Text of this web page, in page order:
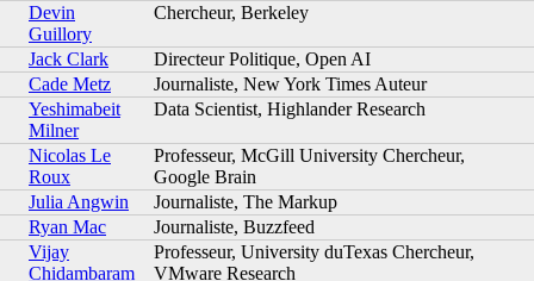
Devin
Guillory
Chercheur, Berkeley
Jack Clark
Directeur Politique, Open AI
Cade Metz
Journaliste, New York Times Auteur
Yeshimabeit
Milner
Data Scientist, Highlander Research
Nicolas Le
Roux
Professeur, McGill University Chercheur,
Google Brain
Julia Angwin
Journaliste, The Markup
Ryan Mac
Journaliste, Buzzfeed
Vijay
Chidambaram
Professeur, University duTexas Chercheur,
VMware Research